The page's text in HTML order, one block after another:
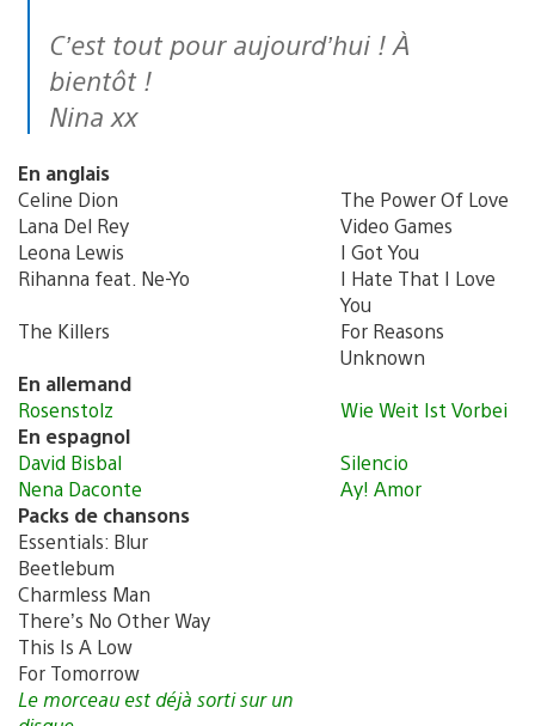
C’est tout pour aujourd’hui ! À
bientôt !
Nina xx
En anglais
Celine Dion
The Power Of Love
Lana Del Rey
Video Games
Leona Lewis
I Got You
Rihanna feat. Ne-Yo
I Hate That I Love
You
The Killers
For Reasons
Unknown
En allemand
Rosenstolz
Wie Weit Ist Vorbei
En espagnol
David Bisbal
Silencio
Nena Daconte
Ay! Amor
Packs de chansons
Essentials: Blur
Beetlebum
Charmless Man
There’s No Other Way
This Is A Low
For Tomorrow
Le morceau est déjà sorti sur un